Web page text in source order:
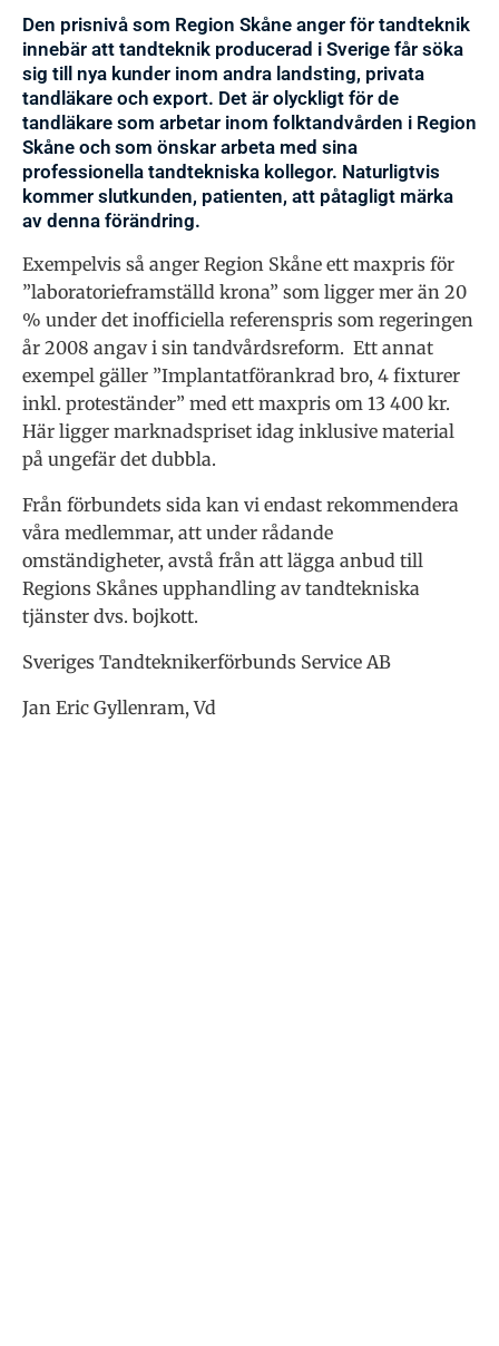
Den prisnivå som Region Skåne anger för tandteknik
innebär att tandteknik producerad i Sverige får söka
sig till nya kunder inom andra landsting, privata
tandläkare och export. Det är olyckligt för de
tandläkare som arbetar inom folktandvården i Region
Skåne och som önskar arbeta med sina
professionella tandtekniska kollegor. Naturligtvis
kommer slutkunden, patienten, att påtagligt märka
av denna förändring.
Exempelvis så anger Region Skåne ett maxpris för
”laboratorieframställd krona” som ligger mer än 20
% under det inofficiella referenspris som regeringen
år 2008 angav i sin tandvårdsreform. Ett annat
exempel gäller ”Implantatförankrad bro, 4 fixturer
inkl. proteständer” med ett maxpris om 13 400 kr.
Här ligger marknadspriset idag inklusive material
på ungefär det dubbla.
Från förbundets sida kan vi endast rekommendera
våra medlemmar, att under rådande
omständigheter, avstå från att lägga anbud till
Regions Skånes upphandling av tandtekniska
tjänster dvs. bojkott.
Sveriges Tandteknikerförbunds Service AB
Jan Eric Gyllenram, Vd